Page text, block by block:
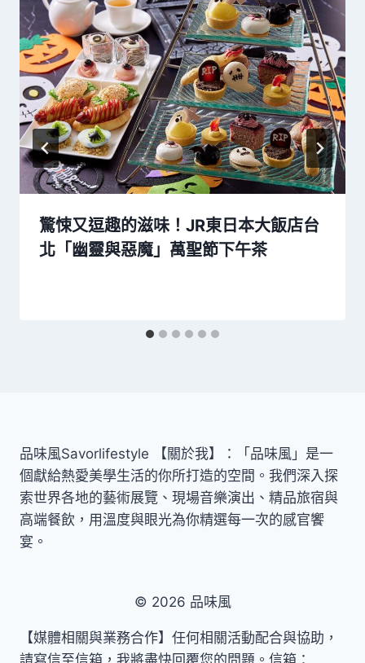
驚悚又逗趣的滋味！JR東日本大飯店台
北「幽靈與惡魔」萬聖節下午茶
品味風Savorlifestyle 【關於我】：「品味風」是一
個獻給熱愛美學生活的你所打造的空間。我們深入探
索世界各地的藝術展覽、現場音樂演出、精品旅宿與
高端餐飲，用溫度與眼光為你精選每一次的感官饗
宴。
© 2026 品味風
【媒體相關與業務合作】任何相關活動配合與協助，